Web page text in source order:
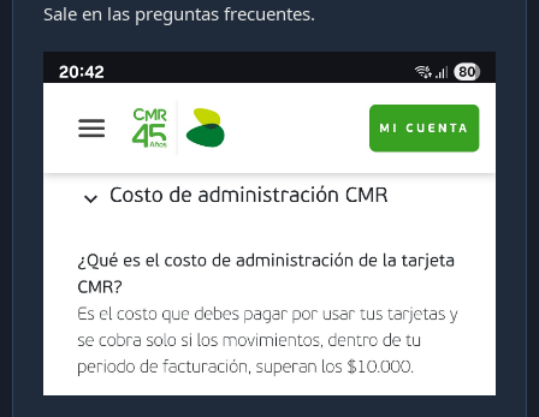
Sale en las preguntas frecuentes.